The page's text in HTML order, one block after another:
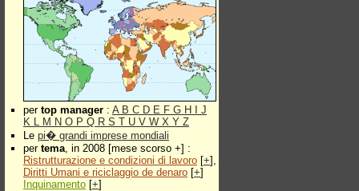
per top manager : A B C D E F G H
J
K L M N O P Q R S T U V W X Y Z
Le pi� grandi imprese mondiali
per tema, in 2008 [mese scorso +] :
Ristrutturazione e condizioni di lavoro [+],
Diritti Umani e riciclaggio de denaro [+]
Inquinamento [+]